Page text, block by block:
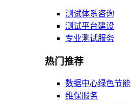
测试体系咨询
测试平台建设
专业测试服务
热门推荐
数据中心绿色节能
维保服务